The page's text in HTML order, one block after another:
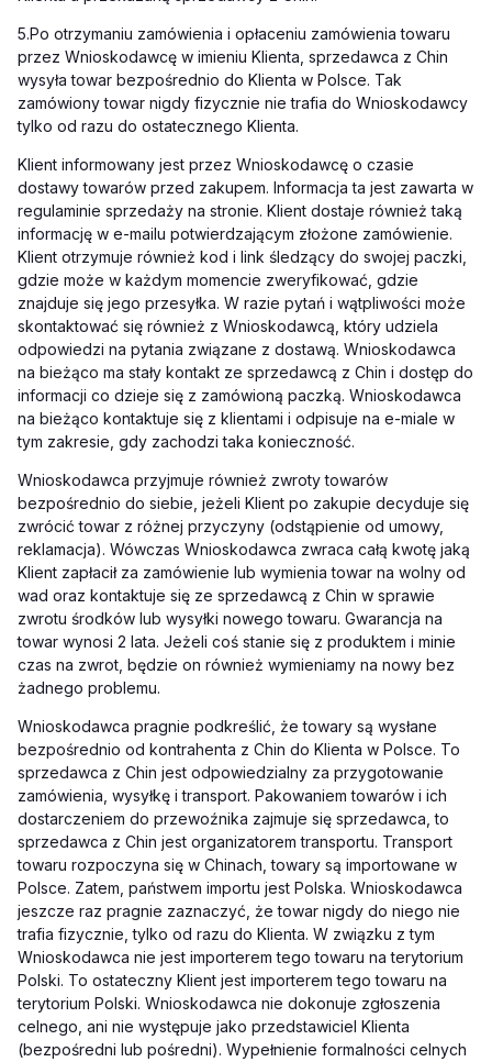
5.Po otrzymaniu zamówienia i opłaceniu zamówienia towaru
przez Wnioskodawcę w imieniu Klienta, sprzedawca z Chin
wysyła towar bezpośrednio do Klienta w Polsce. Tak
zamówiony towar nigdy fizycznie nie trafia do Wnioskodawcy
tylko od razu do ostatecznego Klienta.
Klient informowany jest przez Wnioskodawcę o czasie
dostawy towarów przed zakupem. Informacja ta jest zawarta w
regulaminie sprzedaży na stronie. Klient dostaje również taką
informację w e-mailu potwierdzającym złożone zamówienie.
Klient otrzymuje również kod i link śledzący do swojej paczki,
gdzie może w każdym momencie zweryfikować, gdzie
znajduje się jego przesyłka. W razie pytań i wątpliwości może
skontaktować się również z Wnioskodawcą, który udziela
odpowiedzi na pytania związane z dostawą. Wnioskodawca
na bieżąco ma stały kontakt ze sprzedawcą z Chin i dostęp do
informacji co dzieje się z zamówioną paczką. Wnioskodawca
na bieżąco kontaktuje się z klientami i odpisuje na e-miale w
tym zakresie, gdy zachodzi taka konieczność.
Wnioskodawca przyjmuje również zwroty towarów
bezpośrednio do siebie, jeżeli Klient po zakupie decyduje się
zwrócić towar z różnej przyczyny (odstąpienie od umowy,
reklamacja). Wówczas Wnioskodawca zwraca całą kwotę jaką
Klient zapłacił za zamówienie lub wymienia towar na wolny od
wad oraz kontaktuje się ze sprzedawcą z Chin w sprawie
zwrotu środków lub wysyłki nowego towaru. Gwarancja na
towar wynosi 2 lata. Jeżeli coś stanie się z produktem i minie
czas na zwrot, będzie on również wymieniamy na nowy bez
żadnego problemu.
Wnioskodawca pragnie podkreślić, że towary są wysłane
bezpośrednio od kontrahenta z Chin do Klienta w Polsce. To
sprzedawca z Chin jest odpowiedzialny za przygotowanie
zamówienia, wysyłkę i transport. Pakowaniem towarów i ich
dostarczeniem do przewoźnika zajmuje się sprzedawca, to
sprzedawca z Chin jest organizatorem transportu. Transport
towaru rozpoczyna się w Chinach, towary są importowane w
Polsce. Zatem, państwem importu jest Polska. Wnioskodawca
jeszcze raz pragnie zaznaczyć, że towar nigdy do niego nie
trafia fizycznie, tylko od razu do Klienta. W związku z tym
Wnioskodawca nie jest importerem tego towaru na terytorium
Polski. To ostateczny Klient jest importerem tego towaru na
terytorium Polski. Wnioskodawca nie dokonuje zgłoszenia
celnego, ani nie występuje jako przedstawiciel Klienta
(bezpośredni lub pośredni). Wypełnienie formalności celnych